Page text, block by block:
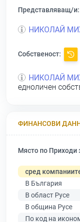
Представляващ/и:
НИКОЛАЙ
Собственост:
НИКОЛАЙ
едноличен
ФИНАНСОВИ
Място по Приходи
сред
В България
В област Русе
В община Русе
По код на